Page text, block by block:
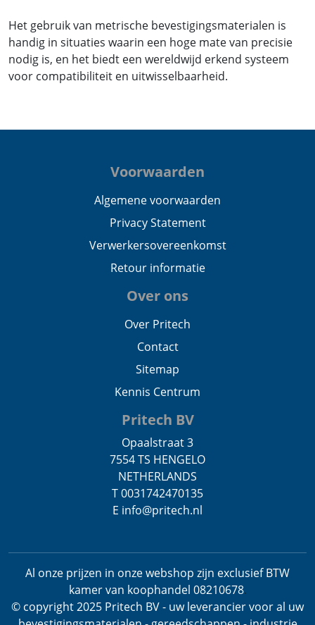
Het gebruik van metrische bevestigingsmaterialen is
handig in situaties waarin een hoge mate van precisie
nodig is, en het biedt een wereldwijd erkend systeem
voor compatibiliteit en uitwisselbaarheid.
Voorwaarden
Algemene voorwaarden
Privacy Statement
Verwerkersovereenkomst
Retour informatie
Over ons
Over Pritech
Contact
Sitemap
Kennis Centrum
Pritech BV
Opaalstraat 3
7554 TS HENGELO
NETHERLANDS
T 0031742470135
E info@pritech.nl
Al onze prijzen in onze webshop zijn exclusief BTW
kamer van koophandel 08210678.
© copyright 2025 Pritech BV - uw leverancier voor al uw